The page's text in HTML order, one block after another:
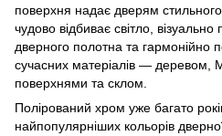
поверхня надає дверям стильного
чудово відбиває світло,
дверного полотна та гармонійно
сучасних матеріалів —
поверхнями та склом.
Полірований хром уже багато
найпопулярніших кольорів